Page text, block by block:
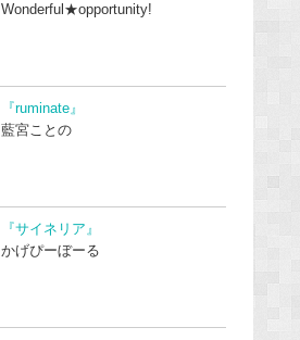
Wonderful★opportunity!
『ruminate』
藍宮ことの
『サイネリア』
かげぴーぼーる